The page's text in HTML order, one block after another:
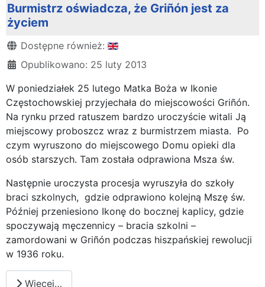
Burmistrz oświadcza, że Griñón jest za
życiem
Szczegóły
Dostępne również:
Opublikowano: 25 luty 2013
W poniedziałek 25 lutego Matka Boża w Ikonie
Częstochowskiej przyjechała do miejscowości Griñón.
Na rynku przed ratuszem bardzo uroczyście witali Ją
miejscowy proboszcz wraz z burmistrzem miasta. Po
czym wyruszono do miejscowego Domu opieki dla
osób starszych. Tam została odprawiona Msza św.
Następnie uroczysta procesja wyruszyła do szkoły
braci szkolnych, gdzie odprawiono kolejną Mszę św.
Później przeniesiono Ikonę do bocznej kaplicy, gdzie
spoczywają męczennicy – bracia szkolni –
zamordowani w Griñón podczas hiszpańskiej rewolucji
w 1936 roku.
Więcej…